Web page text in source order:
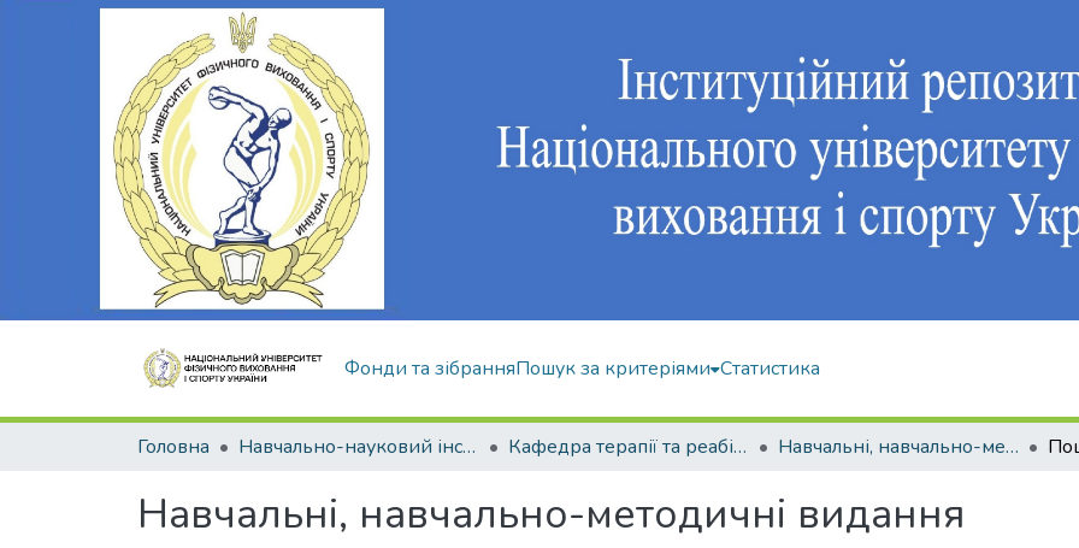
Фонди та зібранняПошук за критеріями Статистика
Головна Навчально-науковий інститут здоров'я, реабілітації та фізичного виховання Кафедра терапії та реабілітації Навчальні, навчально-методичні видання
Навчальні, навчально-методичні видання